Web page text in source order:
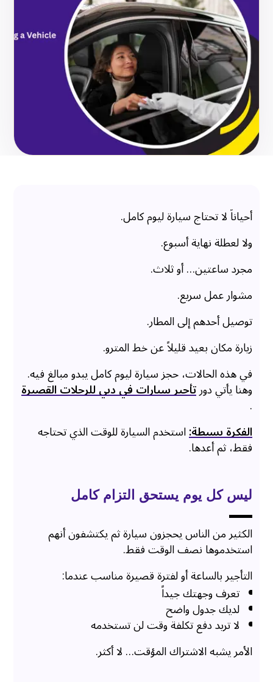
أحياناً لا تحتاج سيارة ليوم كامل.
ولا لعطلة نهاية أسبوع.
مجرد ساعتين… أو ثلاث.
مشوار عمل سريع.
توصيل أحدهم إلى المطار.
زيارة مكان بعيد قليلاً عن خط المترو.
في هذه الحالات، حجز سيارة ليوم كامل يبدو مبالغ فيه.
وهنا يأتي دورتأجير سيارات في دبي للرحلات القصيرة
.
الفكرة بسيطة:استخدم السيارة للوقت الذي تحتاجه
فقط، ثم أعدها.
ليس كل يوم يستحق التزام كامل
الكثير من الناس يحجزون سيارة ثم يكتشفون أنهم
استخدموها نصف الوقت فقط.
التأجير بالساعة أو لفترة قصيرة مناسب عندما:
تعرف وجهتك جيداً
لديك جدول واضح
لا تريد دفع تكلفة وقت لن تستخدمه
الأمر يشبه الاشتراك المؤقت… لا أكثر.